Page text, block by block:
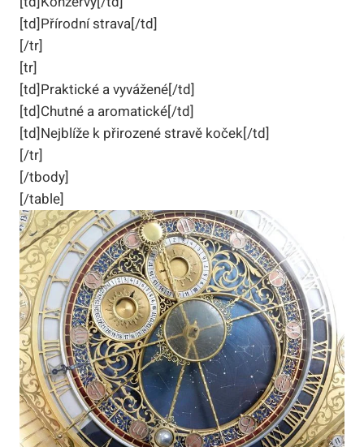
[td]Přírodní strava[/td]
[/tr]
[tr]
[td]Praktické a vyvážené[/td]
[td]Chutné a aromatické[/td]
[td]Nejblíže k přirozené stravě koček[/td]
[/tr]
[/tbody]
[/table]